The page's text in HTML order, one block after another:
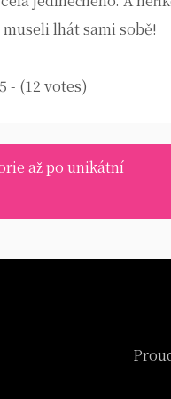
lhát sami sobě!
- (12 votes)
až po unikátní